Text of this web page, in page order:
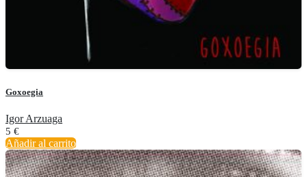
Goxoegia
Igor Arzuaga
5 €
Añadir al carrito